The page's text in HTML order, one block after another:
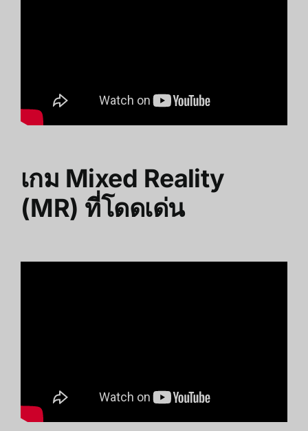
เกม Mixed Reality
(MR) ที่โดดเด่น